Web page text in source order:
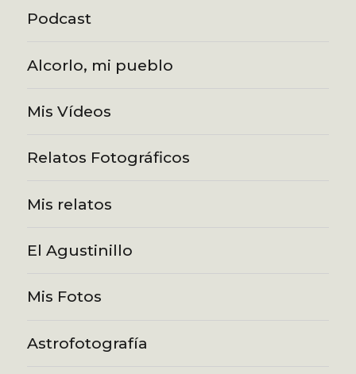
Podcast
Alcorlo, mi pueblo
Mis Vídeos
Relatos Fotográficos
Mis relatos
El Agustinillo
Mis Fotos
Astrofotografía